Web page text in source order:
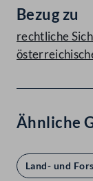
Bezug zu
rechtliche
Ähnliche
Land- und